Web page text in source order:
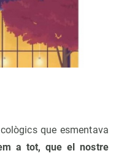
que esmentava
a tot, que el nostre